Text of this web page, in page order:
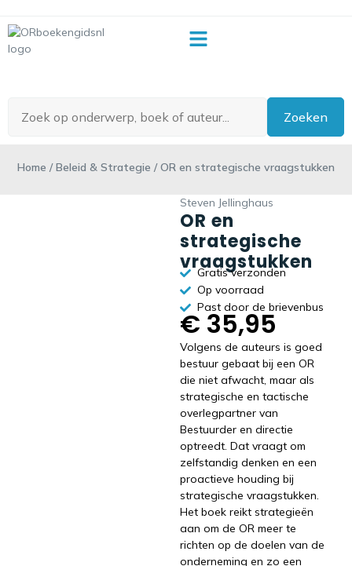
Zoeken
Home /Beleid & Strategie / OR en strategische vraagstukken
Steven Jellinghaus
OR en
strategische
vraagstukken
Gratis verzonden
Op voorraad
Past door de brievenbus
€ 35,95
Volgens de auteurs is goed
bestuur gebaat bij een OR
die niet afwacht, maar als
strategische en tactische
overlegpartner van
Bestuurder en directie
optreedt. Dat vraagt om
zelfstandig denken en een
proactieve houding bij
strategische vraagstukken.
Het boek reikt strategieën
aan om de OR meer te
richten op de doelen van de
onderneming en zo een